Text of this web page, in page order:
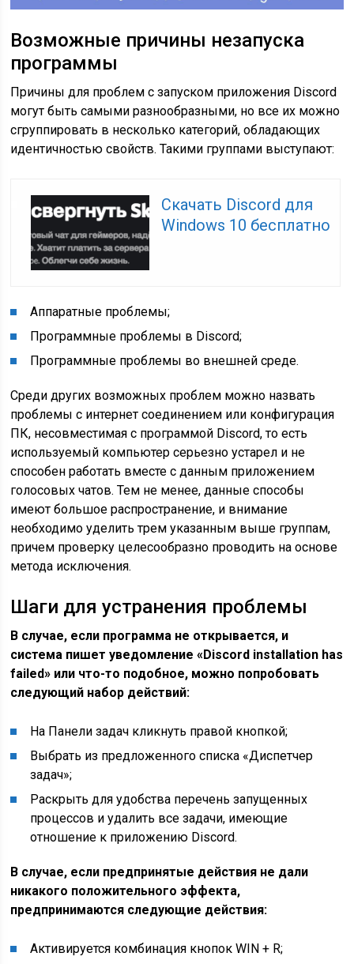
Возможные причины незапуска
программы
Причины для проблем с запуском приложения Discord
могут быть самыми разнообразными, но все их можно
сгруппировать в несколько категорий, обладающих
идентичностью свойств. Такими группами выступают:
Скачать Discord для
Windows 10 бесплатно
Аппаратные проблемы;
Программные проблемы в Discord;
Программные проблемы во внешней среде.
Среди других возможных проблем можно назвать
проблемы с интернет соединением или конфигурация
ПК, несовместимая с программой Discord, то есть
используемый компьютер серьезно устарел и не
способен работать вместе с данным приложением
голосовых чатов. Тем не менее, данные способы
имеют большое распространение, и внимание
необходимо уделить трем указанным выше группам,
причем проверку целесообразно проводить на основе
метода исключения.
Шаги для устранения проблемы
В случае, если программа не открывается, и
система пишет уведомление «Discord installation has
failed» или что-то подобное, можно попробовать
следующий набор действий:
На Панели задач кликнуть правой кнопкой;
Выбрать из предложенного списка «Диспетчер
задач»;
Раскрыть для удобства перечень запущенных
процессов и удалить все задачи, имеющие
отношение к приложению Discord.
В случае, если предпринятые действия не дали
никакого положительного эффекта,
предпринимаются следующие действия:
Активируется комбинация кнопок WIN + R;